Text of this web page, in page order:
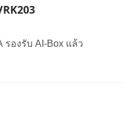
รองรับ AI-Box แล้ว